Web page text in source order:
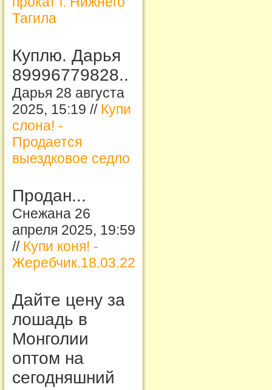
Тагила
Куплю. Дарья
89996779828..
Дарья 28 августа
2025, 15:19 // Купи
слона! -
Продается
выездковое седло
Продан...
Снежана 26
апреля 2025, 19:59
// Купи коня! -
Жеребчик.18.03.22
Дайте цену за
лошадь в
Монголии
оптом на
сегодняшний